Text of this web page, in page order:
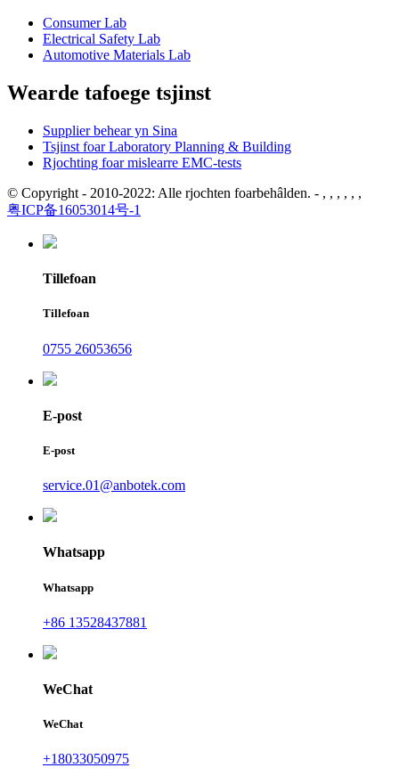
Consumer Lab
Electrical Safety Lab
Automotive Materials Lab
Wearde tafoege tsjinst
Supplier behear yn Sina
Tsjinst foar Laboratory Planning & Building
Rjochting foar mislearre EMC-tests
© Copyright - 2010-2022: Alle rjochten foarbehâlden. - , , , , , ,
粤ICP备16053014号-1
Tillefoan
Tillefoan
0755 26053656
E-post
E-post
service.01@anbotek.com
Whatsapp
Whatsapp
+86 13528437881
WeChat
WeChat
+18033050975